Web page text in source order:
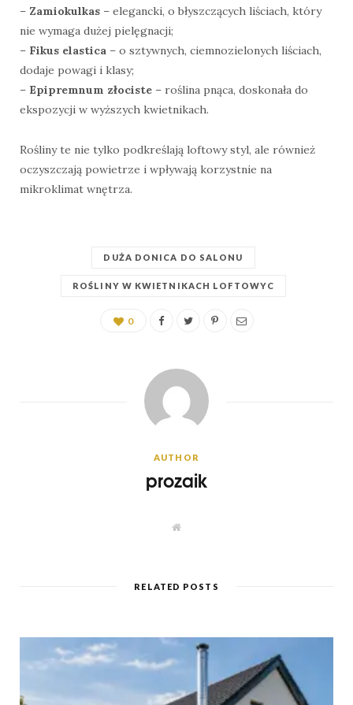
– Zamiokulkas – elegancki, o błyszczących liściach, który
nie wymaga dużej pielęgnacji;
– Fikus elastica – o sztywnych, ciemnozielonych liściach,
dodaje powagi i klasy;
– Epipremnum złociste – roślina pnąca, doskonała do
ekspozycji w wyższych kwietnikach.
Rośliny te nie tylko podkreślają loftowy styl, ale również
oczyszczają powietrze i wpływają korzystnie na
mikroklimat wnętrza.
DUŻA DONICA DO SALONU
ROŚLINY W KWIETNIKACH LOFTOWYC
0
AUTHOR
prozaik
W
e
RELATED POSTS